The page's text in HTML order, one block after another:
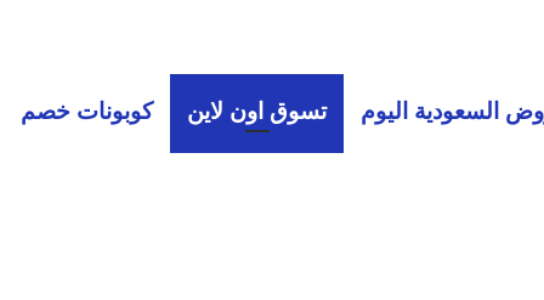
السعودية اليوم تسوق اون لاين كوبونات خصم